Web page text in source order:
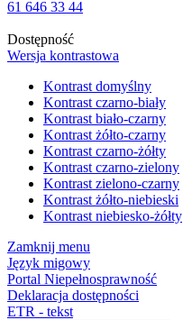
61 646 33 44
Dostępność
Wersja kontrastowa
Kontrast domyślny
Kontrast czarno-biały
Kontrast biało-czarny
Kontrast żółto-czarny
Kontrast czarno-żółty
Kontrast czarno-zielony
Kontrast zielono-czarny
Kontrast żółto-niebieski
Kontrast niebiesko-żółty
Zamknij menu
Język migowy
Portal Niepełnosprawność
Deklaracja dostępności
ETR - tekst